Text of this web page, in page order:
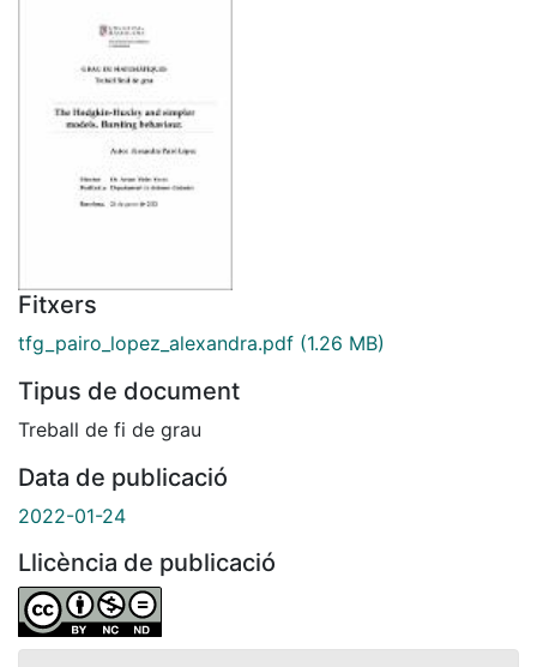
Fitxers
tfg_pairo_lopez_alexandra.pdf (1.26 MB)
Tipus de document
Treball de fi de grau
Data de publicació
2022-01-24
Llicència de publicació